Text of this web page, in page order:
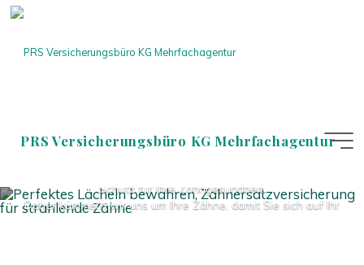
Zum
PRS Versicherungsbüro KG Mehrfachagentur
strahlende Zähne
Schutz für Ihre Zahngesundheit.
Daher kümmern wir uns um Ihre Zähne, damit Sie sich auf Ihr